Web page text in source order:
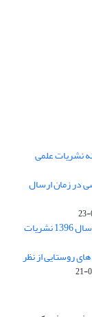
نشریات علمی
در زمان ارسال
کسب رتبه A فصلنامه پژوهش های روستایی در ارزیابی سال 1396 نشریات
روستایی از نظر